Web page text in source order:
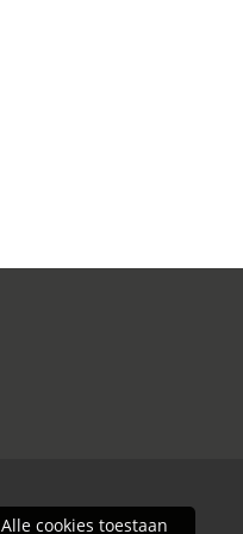
Alle cookies toestaan